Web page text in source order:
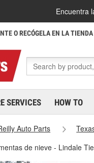
Encuentra
O RECÓGELA EN LA TIENDA
SERVICES HOW TO
Auto Parts
de nieve - Lindale